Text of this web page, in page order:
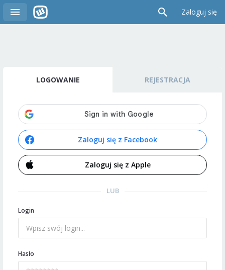
Zaloguj się
LOGOWANIE REJESTRACJA
Zaloguj się z Facebook
Zaloguj się z Apple
LUB
Login
Hasło